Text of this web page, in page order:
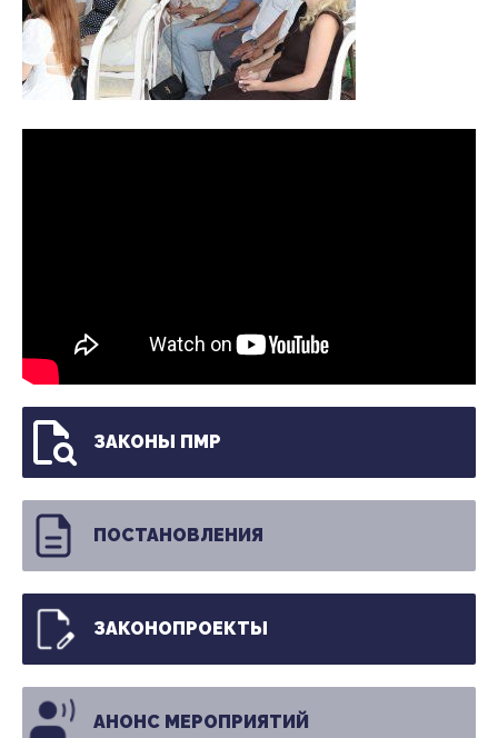
ЗАКОНЫ ПМР
ПОСТАНОВЛЕНИЯ
ЗАКОНОПРОЕКТЫ
АНОНС МЕРОПРИЯТИЙ